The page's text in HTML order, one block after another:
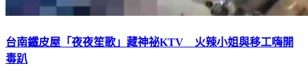
台南鐵皮屋「夜夜笙歌」藏神祕KTV 火辣小姐與移工嗨開
毒趴